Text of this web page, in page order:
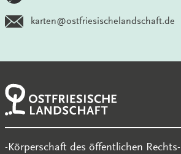
karten@ostfriesischelandschaft.de
-Körperschaft des öffentlichen Rechts-